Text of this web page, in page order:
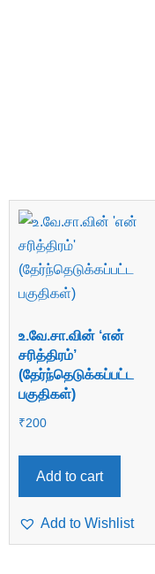
உ.வே.சா.வின் ‘என்
சரித்திரம்’
(தேர்ந்தெடுக்கப்பட்ட
பகுதிகள்)
₹200
Add to cart
Add to Wishlist